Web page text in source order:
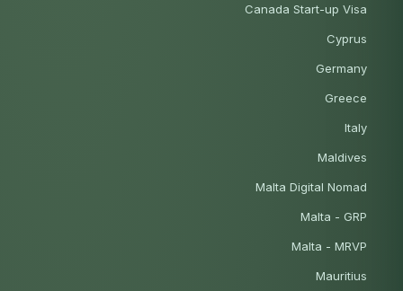
Canada Start-up Visa
Cyprus
Germany
Greece
Italy
Maldives
Malta Digital Nomad
Malta - GRP
Malta - MRVP
Mauritius